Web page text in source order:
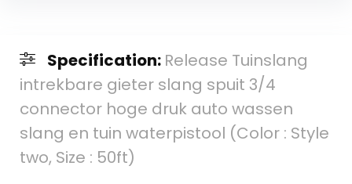
Specification: Release Tuinslang
intrekbare gieter slang spuit 3/4
connector hoge druk auto wassen
slang en tuin waterpistool (Color : Style
two, Size : 50ft)